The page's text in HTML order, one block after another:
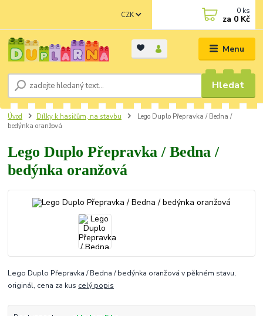
Menu
CZK
Hledat
0 ks
za 0 Kč
Úvod Dílky k hasičům, na stavbu
Lego Duplo Přepravka / Bedna /
bedýnka oranžová
Lego Duplo Přepravka / Bedna /
bedýnka oranžová
Lego Duplo Přepravka / Bedna / bedýnka oranžová v pěkném stavu,
originál, cena za kus celý popis